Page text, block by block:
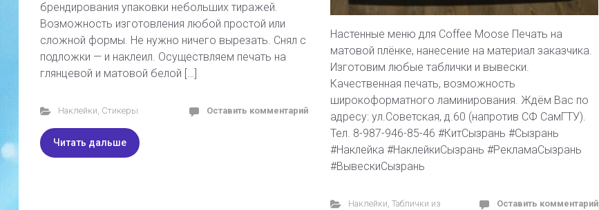
брендирования упаковки небольших тиражей.
Возможность изготовления любой простой или
сложной формы. Не нужно ничего вырезать. Снял с
подложки — и наклеил. Осуществляем печать на
глянцевой и матовой белой […]
Наклейки, Стикеры Оставить комментарий
Читать дальше
Настенные меню для Coffee Moose Печать на
матовой плёнке, нанесение на материал заказчика.
Изготовим любые таблички и вывески.
Качественная печать, возможность
широкоформатного ламинирования. Ждём Вас по
адресу: ул.Советская, д.60 (напротив СФ СамГТУ).
Тел. 8-987-946-85-46 #КитСызрань #Сызрань
#Наклейка #НаклейкиСызрань #РекламаСызрань
#ВывескиСызрань
Наклейки, Таблички из
Оставить комментарий